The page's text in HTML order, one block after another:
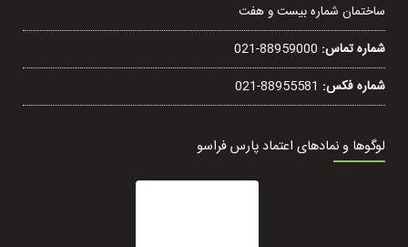
ساختمان شماره بیست و هفت
شماره تماس: 021-88959000
شماره فکس: 021-88955581
لوگوها و نمادهای اعتماد پارس فراسو